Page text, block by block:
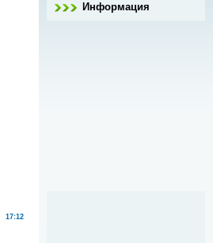
17:12
Информация